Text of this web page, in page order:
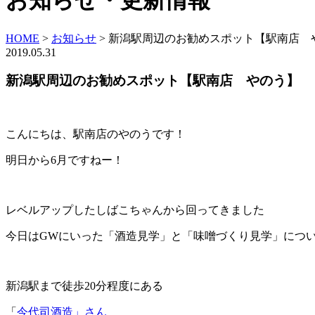
HOME > お知らせ > 新潟駅周辺のお勧めスポット【駅南店
2019.05.31
新潟駅周辺のお勧めスポット【駅南店 やのう】
こんにちは、駅南店のやのうです！
明日から6月ですねー！
レベルアップしたしばこちゃんから回ってきました
今日はGWにいった「酒造見学」と「味噌づくり見学」につ
新潟駅まで徒歩20分程度にある
「 今代司酒造 」さん